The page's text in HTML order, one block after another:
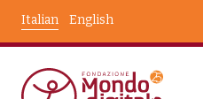
English
Italian